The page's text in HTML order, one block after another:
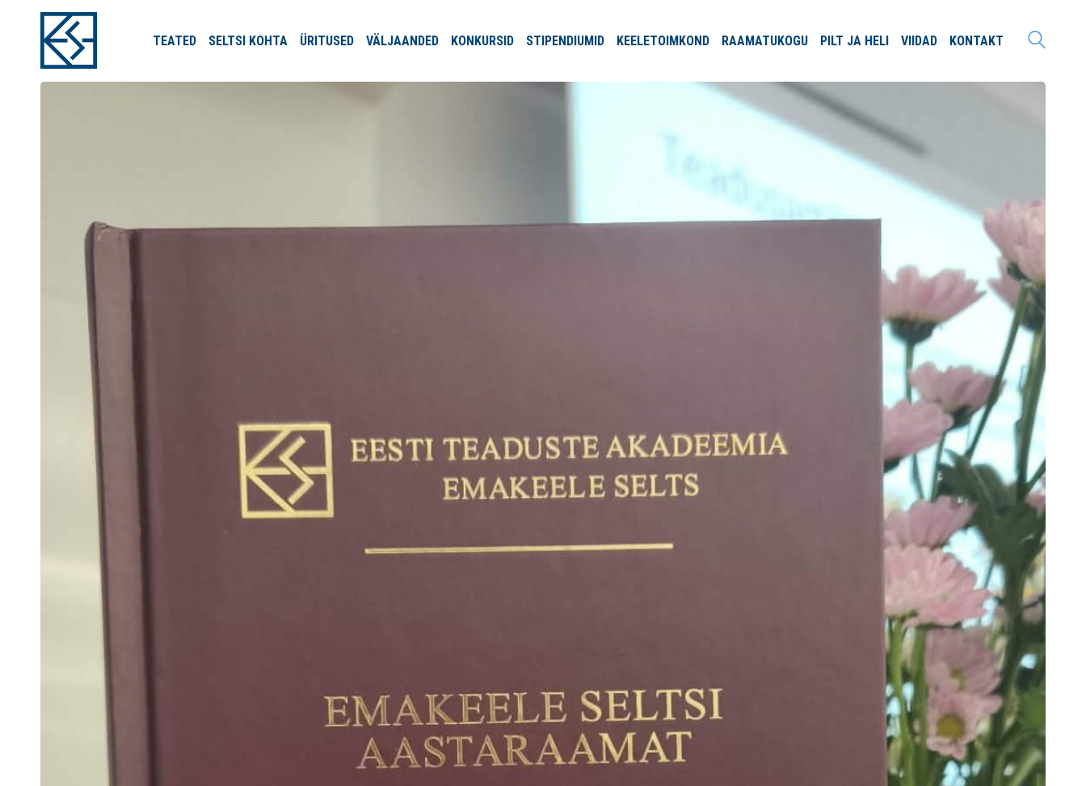
TEATED SELTSI KOHTA ÜRITUSED VÄLJAANDED KONKURSID STIPENDIUMID KEELETOIMKOND RAAMATUKOGU PILT JA HELI VIIDAD KONTAKT